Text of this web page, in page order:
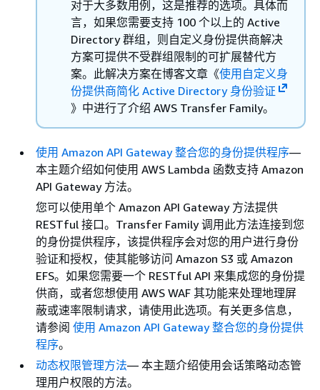
对于大多数用例，这是推荐的选项。具体而
言，如果您需要支持 100 个以上的 Active
Directory 群组，则自定义身份提供商解决
方案可提供不受群组限制的可扩展替代方
案。此解决方案在博客文章《使用自定义身
份提供商简化 Active Directory 身份验证
》中进行了介绍 AWS Transfer Family。
使用 Amazon API Gateway 整合您的身份提供程序—
本主题介绍如何使用 AWS Lambda 函数支持 Amazon
API Gateway 方法。
您可以使用单个 Amazon API Gateway 方法提供
RESTful 接口。Transfer Family 调用此方法连接到您
的身份提供程序，该提供程序会对您的用户进行身份
验证和授权，使其能够访问 Amazon S3 或 Amazon
EFS。如果您需要一个 RESTful API 来集成您的身份提
供商，或者您想使用 AWS WAF 其功能来处理地理屏
蔽或速率限制请求，请使用此选项。有关更多信息，
请参阅 使用 Amazon API Gateway 整合您的身份提供
程序。
动态权限管理方法— 本主题介绍使用会话策略动态管
理用户权限的方法。